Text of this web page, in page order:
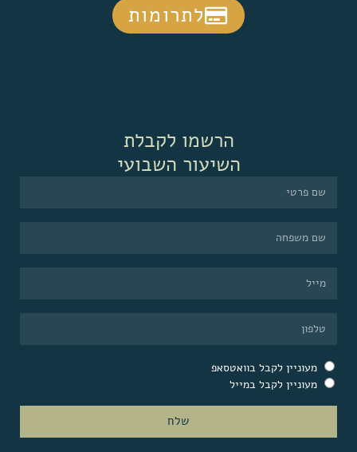
לתרומות
הרשמו לקבלת
השיעור השבועי
מעוניין לקבל בוואטסאפ
מעוניין לקבל במייל
שלח